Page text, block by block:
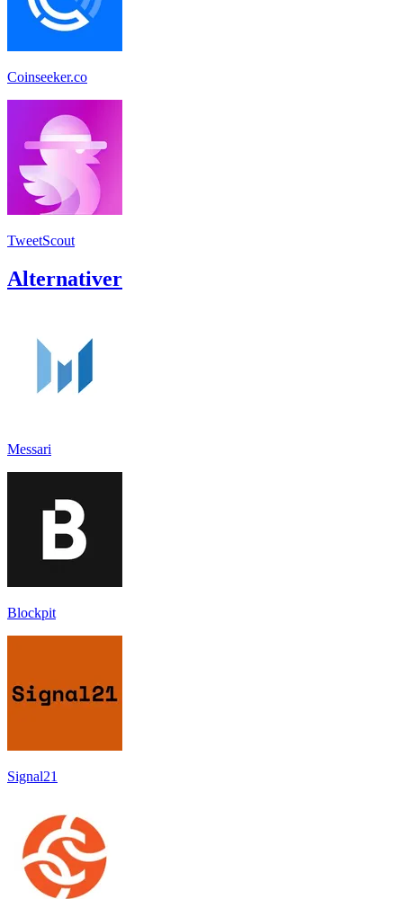
Coinseeker.co
TweetScout
Alternativer
Messari
Blockpit
Signal21